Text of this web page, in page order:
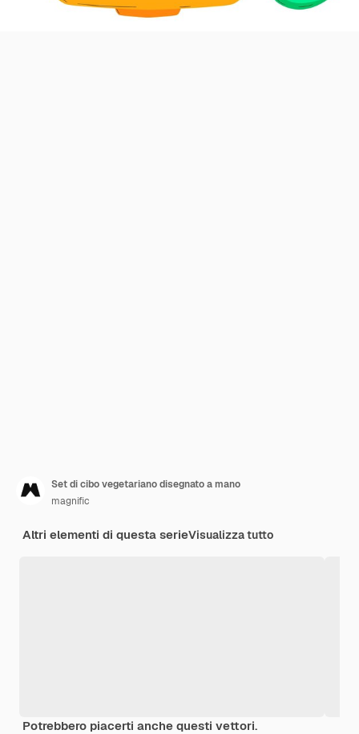
Set di cibo vegetariano disegnato a mano
magnific
Altri elementi di questa serieVisualizza tutto
Potrebbero piacerti anche questi vettori.